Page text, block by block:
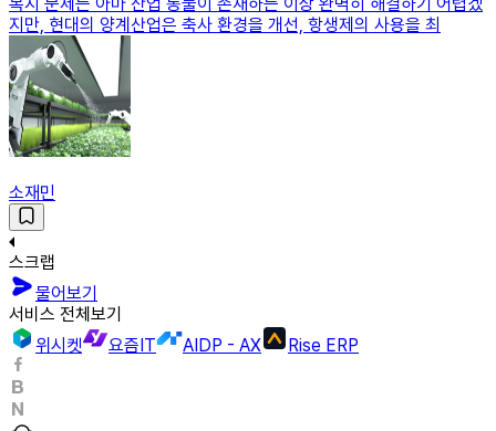
지만, 현대의 양계산업은 축사 환경을 개선, 항생제의 사용을 최
소재민
스크랩
물어보기
서비스 전체보기
위시켓
요즘IT AIDP - AX Rise ERP